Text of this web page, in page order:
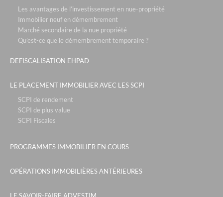
la reserve- annecy
pra sainte marie - vars
patios eugenie - biarritz
roissy park - paris roissy
le six - cannes
rue de la republique - marseille
le parc des sources- neuville sur saône
sky - courbevoie
Les avantages de l’investissement en nue-propriété
Immobilier neuf en démembrement
Marché secondaire de la nue propriété
Qu’est-ce que le démembrement temporaire ?
DEFISCALISATION EHPAD
LE PLACEMENT IMMOBILIER AVEC LES SCPI
SCPI de rendement
SCPI de plus value
SCPI Fiscales
PROGRAMMES IMMOBILIER EN COURS
OPÉRATIONS IMMOBILIÈRES ANTÉRIEURES